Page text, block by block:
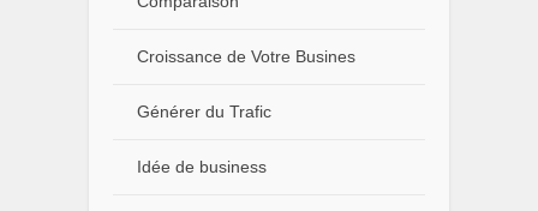
Croissance de Votre Busines
Générer du Trafic
Idée de business